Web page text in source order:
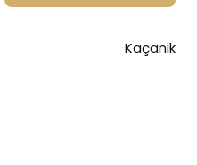
Kaçanik